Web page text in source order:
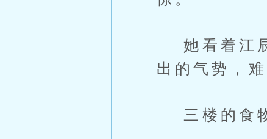
她看着江辰
出的气势，
三楼的食物